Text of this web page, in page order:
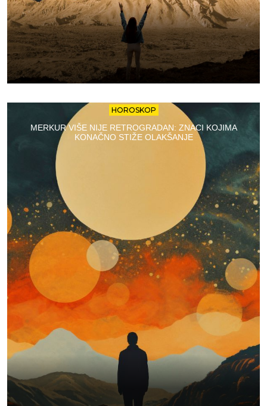
HOROSKOP
MERKUR VIŠE NIJE RETROGRADAN: ZNACI KOJIMA
KONAČNO STIŽE OLAKŠANJE